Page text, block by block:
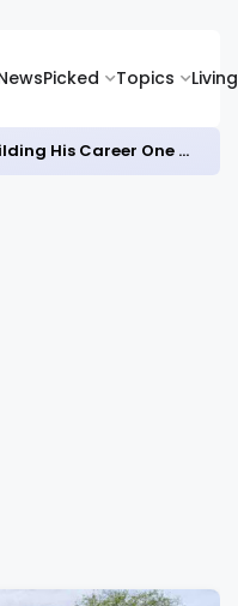
Picked Topics Living
Animal Actor Davy Grewal Is Building His Career One Role at a Time- from Courtrooms to Cinema